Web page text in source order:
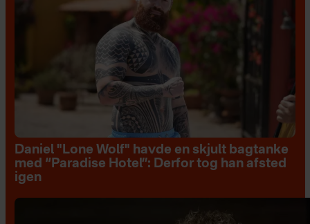
Daniel "Lone Wolf" havde en skjult bagtanke
med “Paradise Hotel”: Derfor tog han afsted
igen